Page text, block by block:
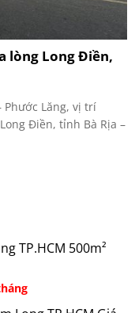
lòng Long Điền,
Phước Lăng, vị trí
Điền, tỉnh Bà Rịa –
TP.HCM 500m²